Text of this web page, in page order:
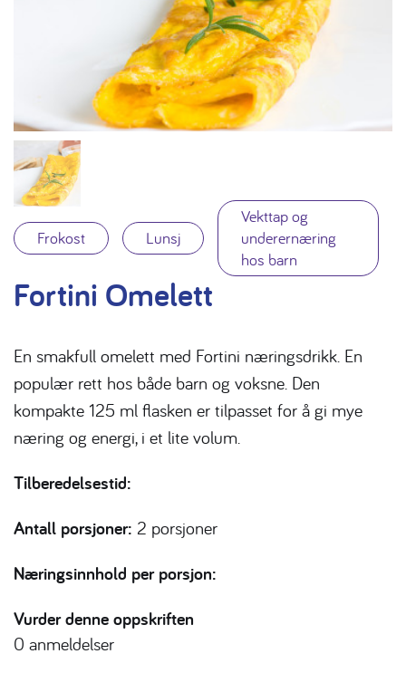
Frokost Lunsj
Vekttap og
underernæring
hos barn
Fortini Omelett
En smakfull omelett med Fortini næringsdrikk. En
populær rett hos både barn og voksne. Den
kompakte 125 ml flasken er tilpasset for å gi mye
næring og energi, i et lite volum.
Tilberedelsestid:
Antall porsjoner: 2 porsjoner
Næringsinnhold per porsjon:
Vurder denne oppskriften
0 anmeldelser